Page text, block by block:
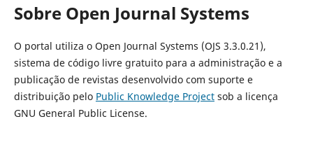
Sobre Open Journal Systems
O portal utiliza o Open Journal Systems (OJS 3.3.0.21),
sistema de código livre gratuito para a administração e a
publicação de revistas desenvolvido com suporte e
distribuição pelo Public Knowledge Projectsob a licença
GNU General Public License.